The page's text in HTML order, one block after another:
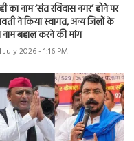
का नाम ‘संत रविदास नगर’ होने पर
ने किया स्वागत, अन्य जिलों के
नाम बहाल करने की मांग
July 2026 - 1:16 PM